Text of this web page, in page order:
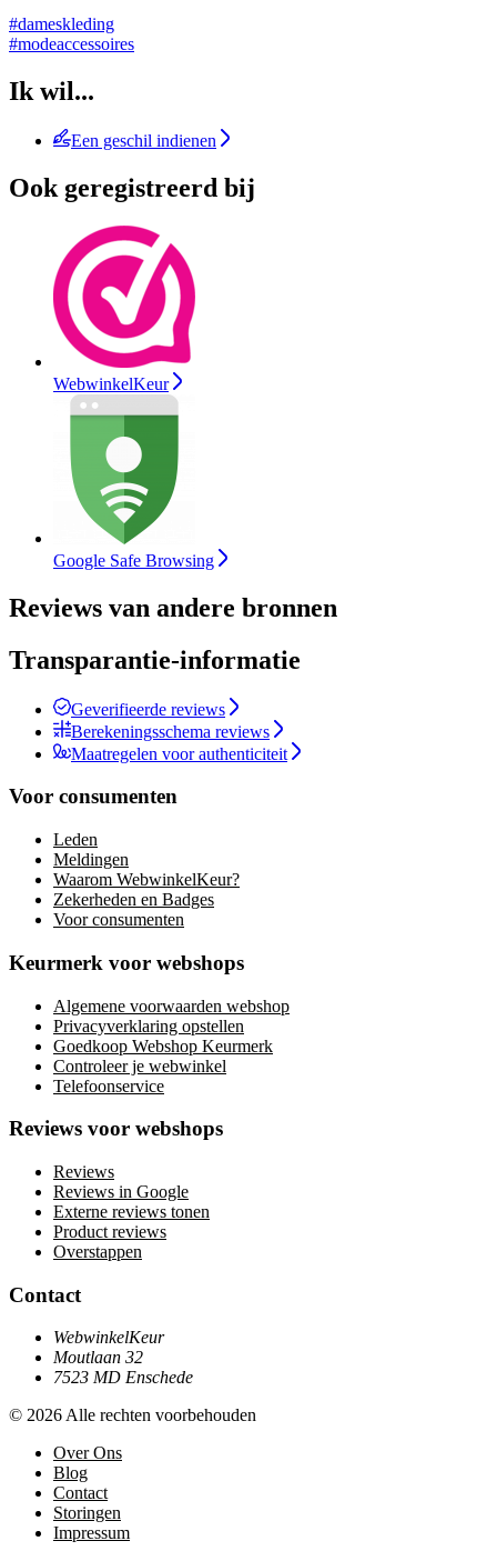
#dameskleding
#modeaccessoires
Ik wil...
Een geschil indienen
Ook geregistreerd bij
WebwinkelKeur
Google Safe Browsing
Reviews van andere bronnen
Transparantie-informatie
Geverifieerde reviews
Berekeningsschema reviews
Maatregelen voor authenticiteit
Voor consumenten
Leden
Meldingen
Waarom WebwinkelKeur?
Zekerheden en Badges
Voor consumenten
Keurmerk voor webshops
Algemene voorwaarden webshop
Privacyverklaring opstellen
Goedkoop Webshop Keurmerk
Controleer je webwinkel
Telefoonservice
Reviews voor webshops
Reviews
Reviews in Google
Externe reviews tonen
Product reviews
Overstappen
Contact
WebwinkelKeur
Moutlaan 32
7523 MD Enschede
© 2026 Alle rechten voorbehouden
Over Ons
Blog
Contact
Storingen
Impressum